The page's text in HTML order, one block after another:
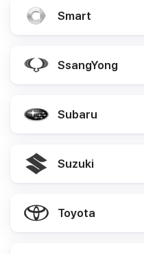
Smart
SsangYong
Subaru
Suzuki
Toyota